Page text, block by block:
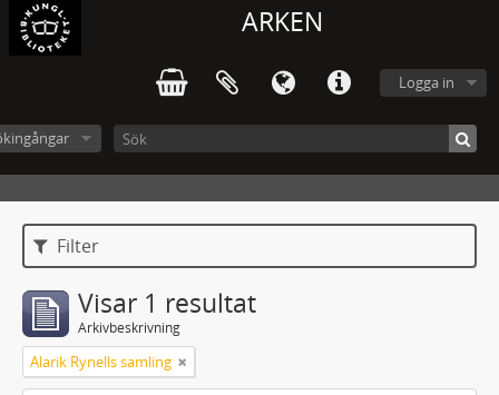
ARKEN
Logga in
Filter
Visar 1 resultat
Arkivbeskrivning
Alarik Rynells samling